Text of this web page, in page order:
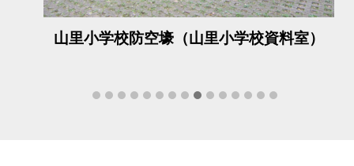
山里小学校防空壕（山里小学校資料室）